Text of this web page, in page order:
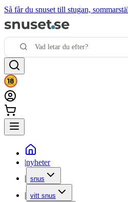
Så får du snuset till stugan,
|nyheter
| snus
| vitt snus